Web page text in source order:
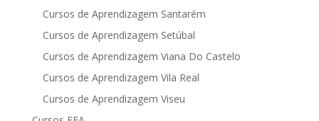
Cursos de Aprendizagem Santarém
Cursos de Aprendizagem Setúbal
Cursos de Aprendizagem Viana Do Castelo
Cursos de Aprendizagem Vila Real
Cursos de Aprendizagem Viseu